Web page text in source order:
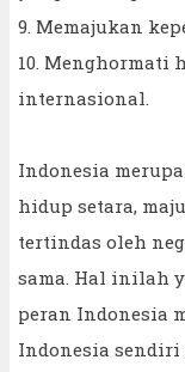
9. Memajukan
10. Menghormati
internasional.
Indonesia
hidup setara,
tertindas oleh
sama. Hal inilah
peran Indonesia
Indonesia